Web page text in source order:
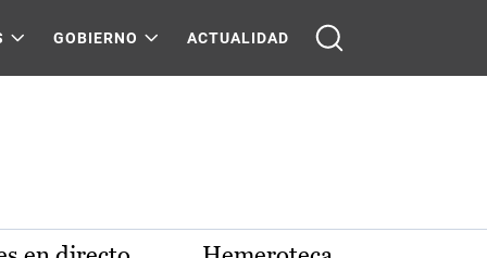
GOBIERNO ACTUALIDAD